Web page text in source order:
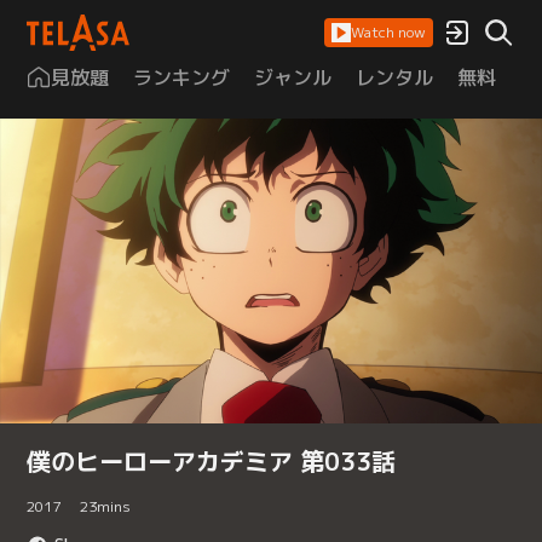
Watch now
見放題 ランキング ジャンル レンタル 無料
僕のヒーローアカデミア 第033話
2017 23mins